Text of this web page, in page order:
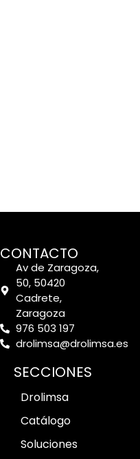
CONTACTO
Av de Zaragoza,
50, 50420
Cadrete,
Zaragoza
976 503 197
drolimsa@drolimsa.es
SECCIONES
Drolimsa
Catálogo
Soluciones